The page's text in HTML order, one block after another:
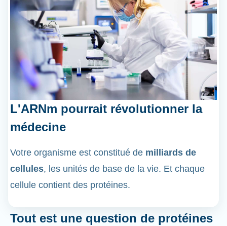
L'ARNm pourrait révolutionner la
médecine
Votre organisme est constitué de milliards de
cellules, les unités de base de la vie. Et chaque
cellule contient des protéines.
Tout est une question de protéines